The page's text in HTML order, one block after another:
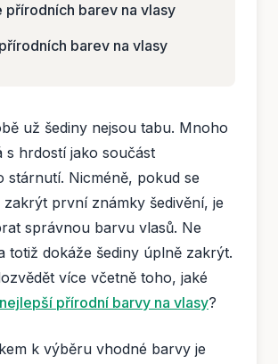
přírodních barev na vlasy
barev na vlasy
už šediny nejsou tabu. Mnoho
s hrdostí jako součást
stárnutí. Nicméně, pokud se
první známky šedivění, je
správnou barvu vlasů. Ne
totiž dokáže šediny úplně zakrýt.
více včetně toho, jaké
nejlepší přírodní barvy na vlasy?
k výběru vhodné barvy je